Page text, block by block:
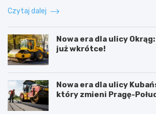
Czytaj dalej
Nowa era dla ulicy
już wkrótce!
Nowa era dla ulicy
który zmieni Pragę-